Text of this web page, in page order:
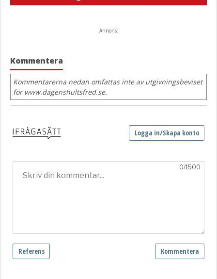
Annons:
Kommentera
Kommentarerna nedan omfattas inte av utgivningsbeviset
för www.dagenshultsfred.se.